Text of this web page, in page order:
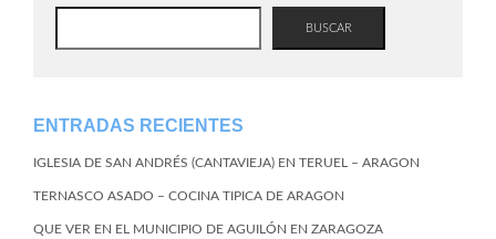
BUSCAR
ENTRADAS RECIENTES
IGLESIA DE SAN ANDRÉS (CANTAVIEJA) EN TERUEL – ARAGON
TERNASCO ASADO – COCINA TIPICA DE ARAGON
QUE VER EN EL MUNICIPIO DE AGUILÓN EN ZARAGOZA